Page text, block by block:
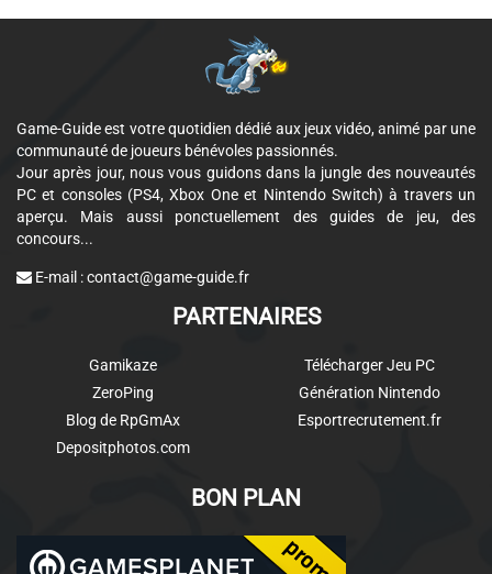
Game-Guide est votre quotidien dédié aux jeux vidéo, animé par une
communauté de joueurs bénévoles passionnés.
Jour après jour, nous vous guidons dans la jungle des nouveautés
PC et consoles (PS4, Xbox One et Nintendo Switch) à travers un
aperçu. Mais aussi ponctuellement des guides de jeu, des
concours...
E-mail :contact@game-guide.fr
PARTENAIRES
Gamikaze
ZeroPing
Blog de RpGmAx
Depositphotos.com
Télécharger Jeu PC
Génération Nintendo
Esportrecrutement.fr
BON PLAN